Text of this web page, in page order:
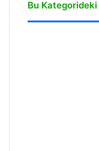
Bu Kategorideki